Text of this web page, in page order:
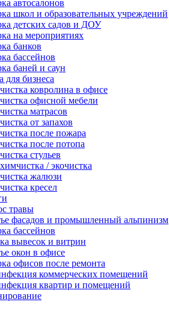
автосалонов
школ и образовательных учреждений
детских садов и ДОУ
на мероприятиях
банков
бассейнов
баней и саун
для бизнеса
ковролина в офисе
офисной мебели
матрасов
от запахов
после пожара
после потопа
стульев
/ экочистка
жалюзи
кресел
травы
фасадов и промышленный альпинизм
бассейнов
вывесок и витрин
окон в офисе
офисов после ремонта
коммерческих помещений
квартир и помещений